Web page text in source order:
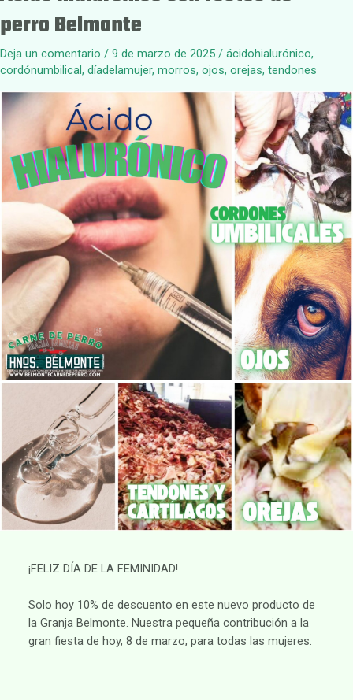
perro Belmonte
Deja un comentario / 9 de marzo de 2025 / ácidohialurónico,
cordónumbilical, díadelamujer, morros, ojos, orejas, tendones
¡FELIZ DÍA DE LA FEMINIDAD!
Solo hoy 10% de descuento en este nuevo producto de
la Granja Belmonte. Nuestra pequeña contribución a la
gran fiesta de hoy, 8 de marzo, para todas las mujeres.